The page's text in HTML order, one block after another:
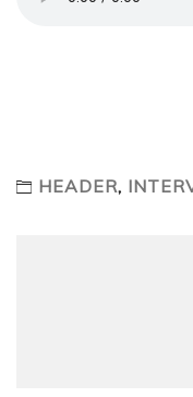
HEADER,